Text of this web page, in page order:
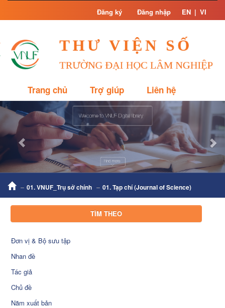
Skip
Đăng ký Đăng nhập EN | VI
Trang chủ Trợ giúp Liên hệ
Previous
01. VNUF_Trụ sở chính 01. Tạp chí (Journal of Science)
TÌM THEO
Đơn vị & Bộ sưu tập
Nhan đề
Tác giả
Chủ đề
Năm xuất bản